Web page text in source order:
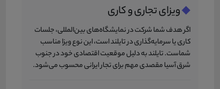
◆ویزای تجاری و کاری
اگر هدف شما شرکت در نمایشگاه‌های بین‌المللی، جلسات
کاری یا سرمایه‌گذاری در تایلند است، این نوع ویزا مناسب
شماست. تایلند به دلیل موقعیت اقتصادی خود در جنوب
شرق آسیا مقصدی مهم برای تجار ایرانی محسوب می‌شود.